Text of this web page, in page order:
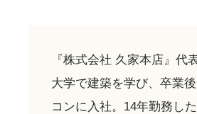
『株式会社 久家本店』代
大学で建築を学び、卒業
コンに入社。14年勤務し